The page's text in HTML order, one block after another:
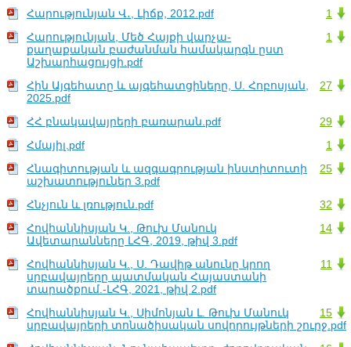
1
Հարությունյան Վ․, Լիճք, 2012.pdf
1
Հարությունյան, Մեծ Հայքի վարչա-
քաղաքական բաժանման համակարգն ըստ
Աշխարհացույցի.pdf
27
Հին Այգեհատը և այգեհատցիները, Ս. Հոբոսյան,
2025.pdf
29
ՀՀ բնակավայրերի բառարան.pdf
1
Հմայիլ.pdf
25
Հնագիտության և ազգագրության ինստիտուտի
աշխատություներ 3.pdf
32
Հնչյուն և լռություն.pdf
14
Հովհաննիսյան Կ., Թուխ Մանուկ
Ավետարանները ԼՀԳ, 2019, թիվ 3.pdf
11
Հովհաննիսյան Կ., Ս. Դավիթ անունը կրող
սրբավայրերը պատմական Հայաստանի
տարածքում.-ԼՀԳ, 2021, թիվ 2.pdf
15
Հովհաննիսյան Կ., Սիմոնյան Լ. Թուխ Մանուկ
սրբավայրերի տոնածիսական սովորույթների շուրջ.pdf